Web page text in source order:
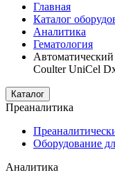
Главная
Каталог
Аналитика
Гематология
Автоматический
Coulter UniCel
Каталог
Преаналитика
Оборудование
Аналитика